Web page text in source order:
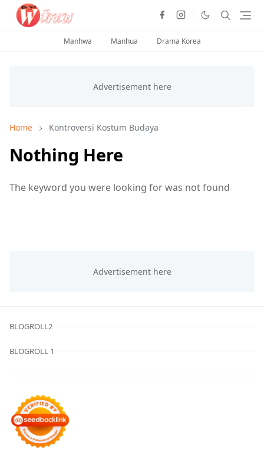
Manhwa Manhua Drama Korea
Home Kontroversi Kostum Budaya
Nothing Here
The keyword you were looking for was not found
BLOGROLL2
BLOGROLL 1